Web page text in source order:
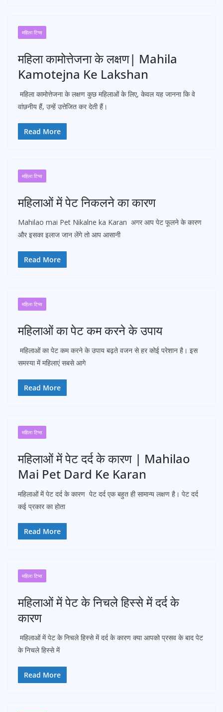
महिला टिप्स
महिला कामोत्तेजना के लक्षण| Mahila
Kamotejna Ke Lakshan
महिला कामोत्तेजना के लक्षण कुछ महिलाओं के लिए, केवल यह जानना कि वे
वांछनीय हैं, उन्हें उत्तेजित कर देती हैं।
Read More
महिला टिप्स
महिलाओं में पेट निकलने का कारण
Mahilao mai Pet Nikalne ka Karan अगर आप पेट फूलने के कारण
और इसका इलाज जान लेंगे तो आप आसानी
Read More
महिला टिप्स
महिलाओं का पेट कम करने के उपाय
महिलाओं का पेट कम करने के उपाय बढ़ते वजन से हर कोई परेशान है। इस
समस्या में महिलाएं सबसे आगे
Read More
महिला टिप्स
महिलाओं में पेट दर्द के कारण | Mahilao
Mai Pet Dard Ke Karan
महिलाओं में पेट दर्द के कारण पेट दर्द एक बहुत ही सामान्य लक्षण है। पेट दर्द
कई प्रकार का होता
Read More
महिला टिप्स
महिलाओं में पेट के निचले हिस्से में दर्द के
कारण
महिलाओं में पेट के निचले हिस्से में दर्द के कारण क्या आपको प्रसव के बाद पेट
के निचले हिस्से में
Read More